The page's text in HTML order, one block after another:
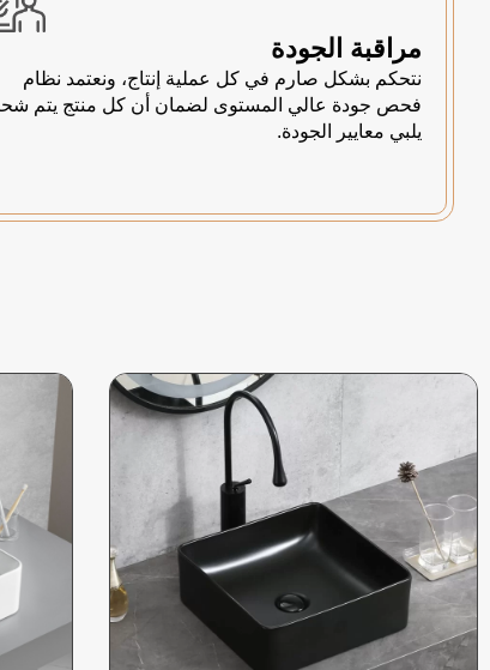
مراقبة الجودة
نتحكم بشكل صارم في كل عملية إنتاج، ونعتمد نظام
فحص جودة عالي المستوى لضمان أن كل منتج يتم
يلبي معايير الجودة.